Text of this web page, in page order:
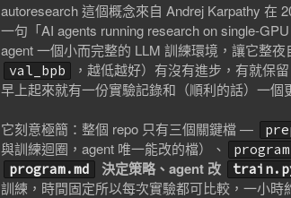
autoresearch 這個概念來自 Andrej Karpathy 在
一句「AI agents running research on single-
agent 一個小而完整的 LLM 訓練環境，讓它整
val_bpb ，越低越好）有沒有進步，有就保
早上起來就有一份實驗記錄和（順利的話）一個
它刻意極簡：整個 repo 只有三個關鍵檔 —
與訓練迴圈，agent 唯一能改的檔）、
program.md 決定策略、agent 改
訓練，時間固定所以每次實驗都可比較，一小時